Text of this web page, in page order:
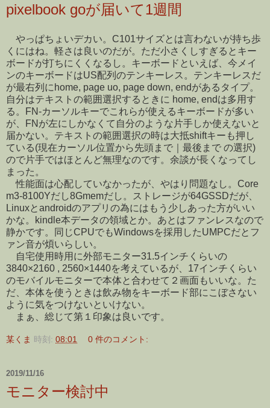
pixelbook goが届いて1週間
やっぱちょいデカい。C101サイズとは言わないが持ち歩
くにはね。軽さは良いのだが。ただ小さくしすぎるとキー
ボードが打ちにくくなるし。キーボードといえば、今メイ
ンのキーボードはUS配列のテンキーレス。テンキーレスだ
が最右列にhome, page uo, page down, endがあるタイプ。
自分はテキストの範囲選択するときに home, endは多用す
る。FN-カーソルキーでこれらが使えるキーボードが多い
が、FNが左にしかなくて自分のような片手しか使えないと
届かない。テキストの範囲選択の時は大抵shiftキーも押し
ている(現在カーソル位置から先頭まで｜最後まで の選択)
ので片手ではほとんど無理なのです。余談が長くなってし
まった。
性能面は心配していなかったが、やはり問題なし。Core
m3-8100Yだし8Gmemだし。ストレージが64GSSDだが、
Linuxとandroidのアプリの為にはもう少しあった方がいい
かな。kindle本データの領域とか。あとはファンレスなので
静かです。同じCPUでもWindowsを採用したUMPCだとフ
ァン音が煩いらしい。
自宅使用時用に外部モニター31.5インチくらいの
3840×2160 , 2560×1440を考えているが、17インチくらい
のモバイルモニターで本体と合わせて２画面もいいな。た
だ、本体を使うときは飲み物をキーボード部にこぼさない
ように気をつけないといけない。
まぁ、総じて第１印象は良いです。
某くま 時刻: 08:01 0 件のコメント:
2019/11/16
モニター検討中